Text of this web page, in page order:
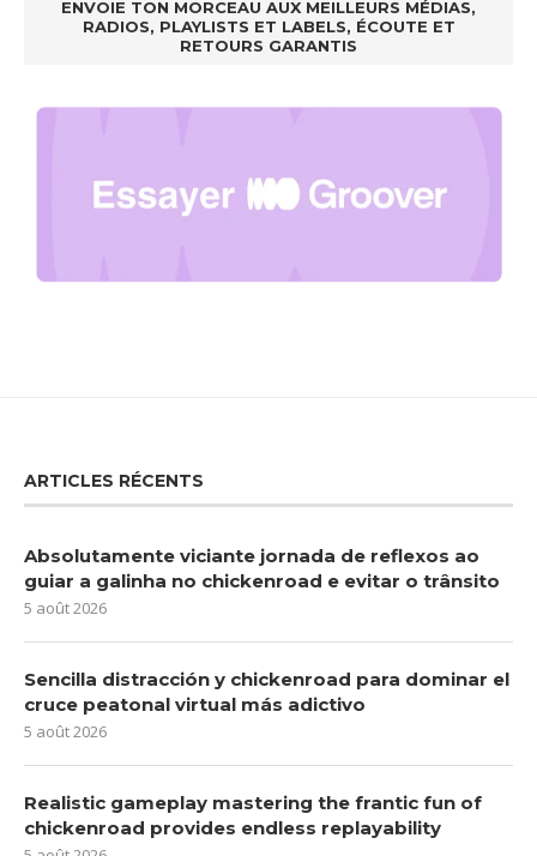
ENVOIE TON MORCEAU AUX MEILLEURS MÉDIAS,
RADIOS, PLAYLISTS ET LABELS, ÉCOUTE ET
RETOURS GARANTIS
ARTICLES RÉCENTS
Absolutamente viciante jornada de reflexos ao
guiar a galinha no chickenroad e evitar o trânsito
5 août 2026
Sencilla distracción y chickenroad para dominar el
cruce peatonal virtual más adictivo
5 août 2026
Realistic gameplay mastering the frantic fun of
chickenroad provides endless replayability